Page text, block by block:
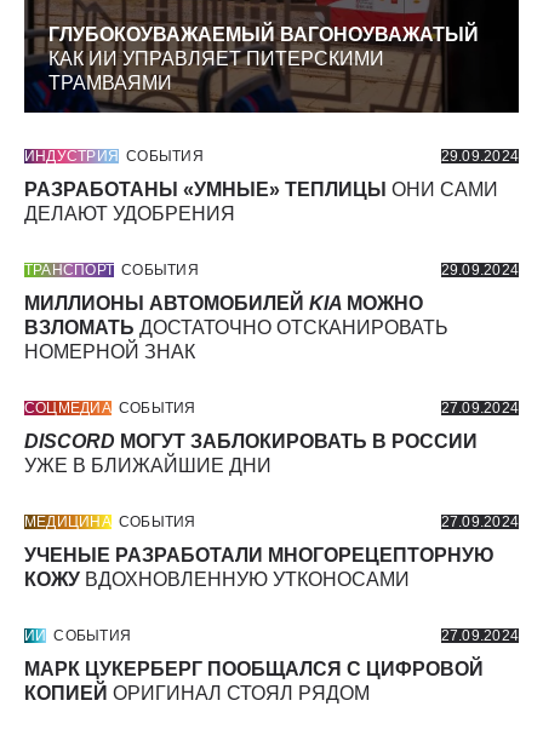
ГЛУБОКОУВАЖАЕМЫЙ ВАГОНОУВАЖАТЫЙ
КАК ИИ УПРАВЛЯЕТ ПИТЕРСКИМИ
ТРАМВАЯМИ
ИНДУСТРИЯ СОБЫТИЯ 29.09.2024
РАЗРАБОТАНЫ «УМНЫЕ» ТЕПЛИЦЫ ОНИ САМИ
ДЕЛАЮТ УДОБРЕНИЯ
ТРАНСПОРТ СОБЫТИЯ 29.09.2024
МИЛЛИОНЫ АВТОМОБИЛЕЙ KIA МОЖНО
ВЗЛОМАТЬ ДОСТАТОЧНО ОТСКАНИРОВАТЬ
НОМЕРНОЙ ЗНАК
СОЦМЕДИА СОБЫТИЯ 27.09.2024
DISCORD МОГУТ ЗАБЛОКИРОВАТЬ В РОССИИ
УЖЕ В БЛИЖАЙШИЕ ДНИ
МЕДИЦИНА СОБЫТИЯ 27.09.2024
УЧЕНЫЕ РАЗРАБОТАЛИ МНОГОРЕЦЕПТОРНУЮ
КОЖУ ВДОХНОВЛЕННУЮ УТКОНОСАМИ
ИИ СОБЫТИЯ 27.09.2024
МАРК ЦУКЕРБЕРГ ПООБЩАЛСЯ С ЦИФРОВОЙ
КОПИЕЙ ОРИГИНАЛ СТОЯЛ РЯДОМ